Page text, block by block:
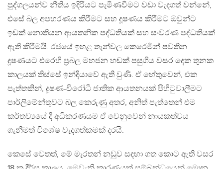
පුද්ගලයන්ව නීතිය ඉදිරියට පැමිණවීමට වඩා වැදගත් වන්නේ,
එසේ බල අපහරණය කිරීමට සහ දූෂණය කිරීමට ඔවුන්ට
ඉඩක් නොතියන ආයතනික පද්ධතියක් සහ සංවරණ පද්ධතියක්
ඇති කිරීමයි. රජයේ ඉහළ තැන්වල කෙරෙමින් පවතින
දූෂණයට එරෙහි ප‍්‍රබල මහජන හඬක් පසුගිය වසර දෙක තුනක
කාලයක් තිස්සේ ඉන්දියාවේ ඇති වුණි. ඒ හේතුවෙන්, එක
පැත්තකින්, දූෂණ-විරෝධී ජාතික ආයතනයක් පිහිටුවාලීමට
පාර්ලිමේන්තුවට බල කෙරුණු අතර, අනිත් පැත්තෙන් එම
කර්තව්‍යයේ දී අධිකරණයම ඒ වෙනුවෙන් නායකත්වය
ගැනීමත් විශේෂ වැදගත්කමක් දරයි.
කෙසේ වෙතත්, මේ මැරතන් නඩුව සඳහා ගත කොට ඇති වසර